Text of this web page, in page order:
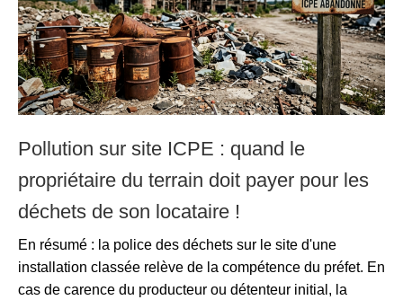
Pollution sur site ICPE : quand le
propriétaire du terrain doit payer pour les
déchets de son locataire !
En résumé : la police des déchets sur le site d'une
installation classée relève de la compétence du préfet. En
cas de carence du producteur ou détenteur initial, la